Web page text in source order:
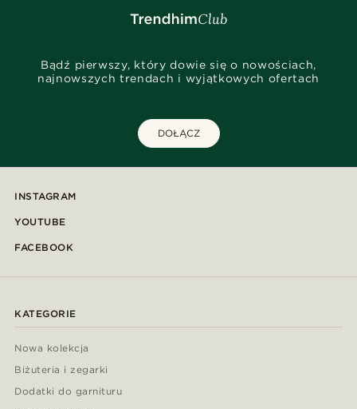
Bądź pierwszy, który dowie się o nowościach,
najnowszych trendach i wyjątkowych ofertach
DOŁĄCZ
INSTAGRAM
YOUTUBE
FACEBOOK
KATEGORIE
Nowa kolekcja
Biżuteria i zegarki
Dodatki do garnituru